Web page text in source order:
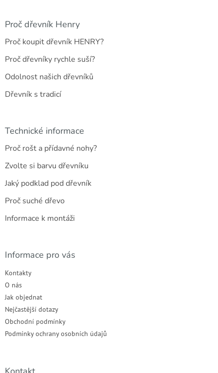
Proč dřevník Henry
Proč koupit dřevník HENRY?
Proč dřevníky rychle suší?
Odolnost našich dřevníků
Dřevník s tradicí
Technické informace
Proč rošt a přídavné nohy?
Zvolte si barvu dřevníku
Jaký podklad pod dřevník
Proč suché dřevo
Informace k montáži
Informace pro vás
Kontakty
O nás
Jak objednat
Nejčastější dotazy
Obchodní podmínky
Podmínky ochrany osobních údajů